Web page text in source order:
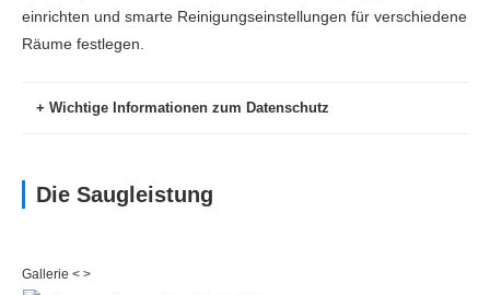
einrichten und smarte Reinigungseinstellungen für verschiedene
Räume festlegen.
Wichtige Informationen zum Datenschutz
Die Saugleistung